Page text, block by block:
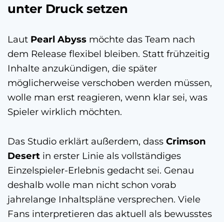
unter Druck setzen
Laut Pearl Abyss möchte das Team nach
dem Release flexibel bleiben. Statt frühzeitig
Inhalte anzukündigen, die später
möglicherweise verschoben werden müssen,
wolle man erst reagieren, wenn klar sei, was
Spieler wirklich möchten.
Das Studio erklärt außerdem, dass Crimson
Desert in erster Linie als vollständiges
Einzelspieler-Erlebnis gedacht sei. Genau
deshalb wolle man nicht schon vorab
jahrelange Inhaltspläne versprechen. Viele
Fans interpretieren das aktuell als bewusstes